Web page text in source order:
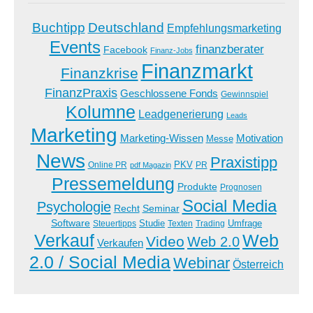
Buchtipp Deutschland Empfehlungsmarketing
Events Facebook Finanz-Jobs finanzberater
Finanzkrise Finanzmarkt
FinanzPraxis Geschlossene Fonds Gewinnspiel
Kolumne Leadgenerierung Leads
Marketing Marketing-Wissen Messe Motivation
News Online PR pdf Magazin PKV PR Praxistipp
Pressemeldung Produkte Prognosen
Psychologie Recht Seminar Social Media
Software Steuertipps Studie Texten Trading Umfrage
Verkauf Verkaufen Video Web 2.0Web
2.0 / Social MediaWebinar Österreich